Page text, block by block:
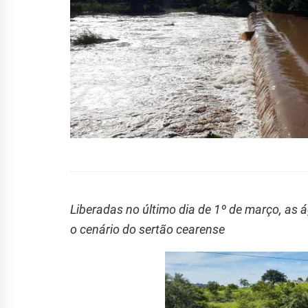
Liberadas no último dia de 1º de março, as
o cenário do sertão cearense